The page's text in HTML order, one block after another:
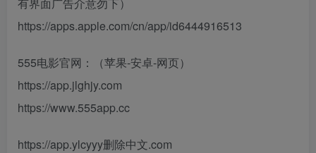
https://apps.apple.com/cn/app/id6444916513
555电影官网：（苹果-安卓-网页）
https://app.jlghjy.com
https://www.555app.cc
https://app.ylcyyy删除中文.com